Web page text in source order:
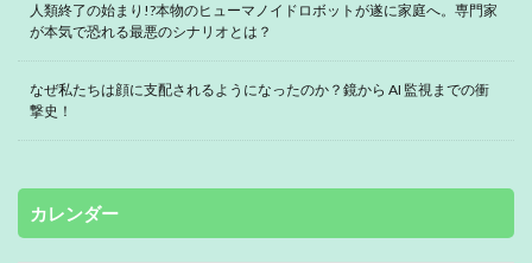
人類終了の始まり!?本物のヒューマノイドロボットが遂に家庭へ。専門家
が本気で恐れる最悪のシナリオとは？
なぜ私たちは顔に支配されるようになったのか？鏡から AI 監視までの衝
撃史！
カレンダー